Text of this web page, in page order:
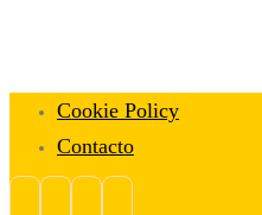
Cookie Policy
Contacto